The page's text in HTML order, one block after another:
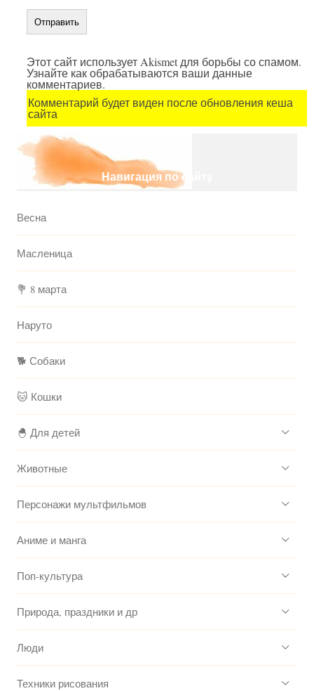
Этот сайт использует Akismet для борьбы со спамом.
Узнайте как обрабатываются ваши данные
комментариев.
Комментарий будет виден после обновления кеша
сайта
Навигация по сайту
Весна
Масленица
💐 8 марта
Наруто
🐕 Собаки
🐱 Кошки
🐣 Для детей
Животные
Персонажи мультфильмов
Аниме и манга
Поп-культура
Природа, праздники и др
Люди
Техники рисования